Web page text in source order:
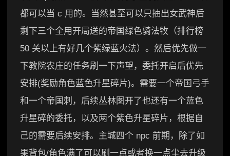
都可以当 c 用的。当然甚至可以只抽出女武神后
剩下三个全用开局送的帝国绿色骑法牧（排行榜
50 关以上有好几个紫绿蓝火法）。然后优先做一
下教院农庄的任务刷一下声望，委托开启后优先
安排(奖励角色蓝色升星碎片)。需要一个帝国弓手
和一个帝国刺，后续丛林图开了也还有一个蓝色
升星碎的委托，以及两个紫色升星碎片，根据自
己的需要后续安排。主城四个 npc 前期，除了如
果背包/角色满了可以刷一点或者换一点尘去升级